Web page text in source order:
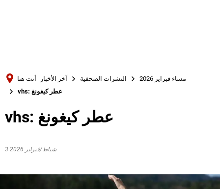
أنت هنا آخر الأخبار النشرات الصحفية
مساء فبراير 2026
vhs: عطر كيغونغ
vhs: عطر كيغونغ
3 شباط/فبراير 2026